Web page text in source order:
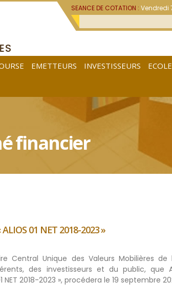
SEANCE DE COTATION :Vendredi
EMETTEURS INVESTISSEURS
financier
01 NET 2018-2023 »
Central Unique des Valeurs Mobilières de
des investisseurs et du public, que
2018-2023 », procédera le 19 septembre